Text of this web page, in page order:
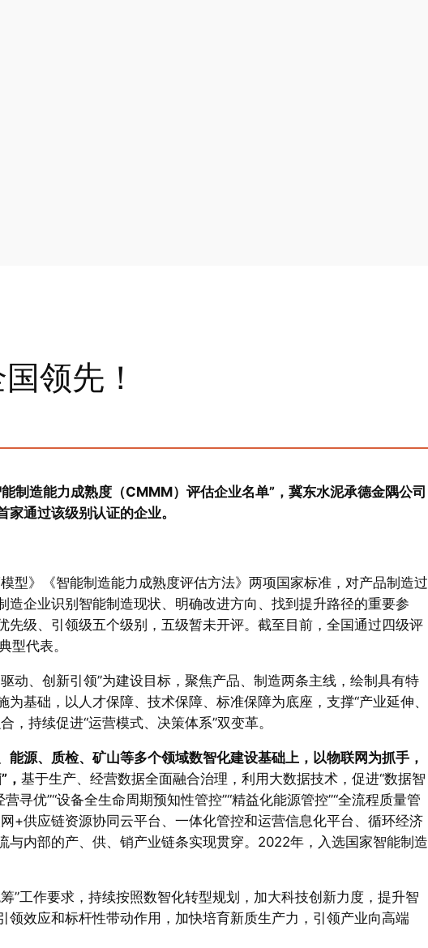
领先！
能制造能力成熟度（CMMM）评估企业名单”，冀东水泥承德金隅公司
通过该级别认证的企业。
型》《智能制造能力成熟度评估方法》两项国家标准，对产品制造过
造企业识别智能制造现状、明确改进方向、找到提升路径的重要参
先级、引领级五个级别，五级暂未开评。截至目前，全国通过四级评
型代表。
动、创新引领”为建设目标，聚焦产品、制造两条主线，绘制具有特
基础，以人才保障、技术保障、标准保障为底座，支撑“产业延伸、
，持续促进“运营模式、决策体系”双变革。
能源、质检、矿山等多个领域数智化建设基础上，以物联网为抓手，
， 基于生产、经营数据全面融合治理，利用大数据技术，促进“数据智
寻优”“设备全生命周期预知性管控”“精益化能源管控”“全流程质量管
+供应链资源协同云平台、一体化管控和运营信息化平台、循环经济
与内部的产、供、销产业链条实现贯穿。2022年，入选国家智能制造
”工作要求，持续按照数智化转型规划，加大科技创新力度，提升智
领效应和标杆性带动作用，加快培育新质生产力，引领产业向高端